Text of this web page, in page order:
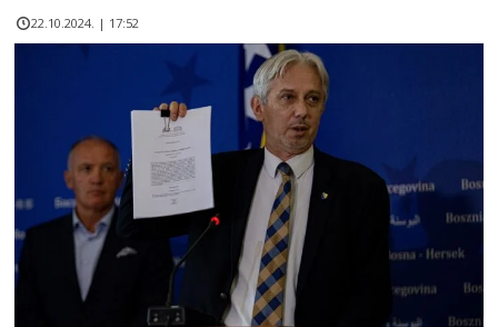
22.10.2024. | 17:52